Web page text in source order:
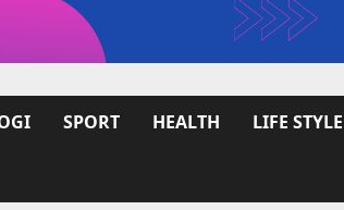
SPORT HEALTH LIFE STYLE